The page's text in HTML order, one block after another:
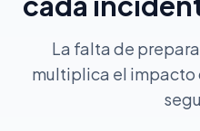
La falta de
multiplica el impacto